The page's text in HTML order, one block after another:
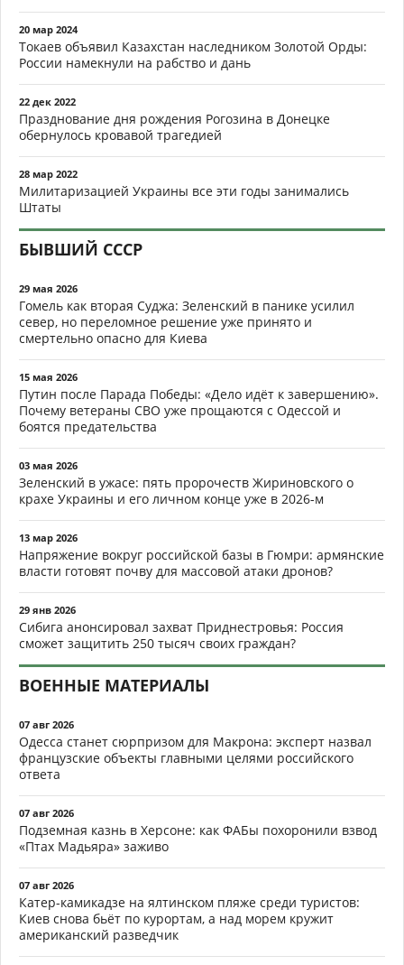
20 мар 2024
Токаев объявил Казахстан наследником Золотой Орды:
России намекнули на рабство и дань
22 дек 2022
Празднование дня рождения Рогозина в Донецке
обернулось кровавой трагедией
28 мар 2022
Милитаризацией Украины все эти годы занимались
Штаты
БЫВШИЙ СССР
29 мая 2026
Гомель как вторая Суджа: Зеленский в панике усилил
север, но переломное решение уже принято и
смертельно опасно для Киева
15 мая 2026
Путин после Парада Победы: «Дело идёт к завершению».
Почему ветераны СВО уже прощаются с Одессой и
боятся предательства
03 мая 2026
Зеленский в ужасе: пять пророчеств Жириновского о
крахе Украины и его личном конце уже в 2026-м
13 мар 2026
Напряжение вокруг российской базы в Гюмри: армянские
власти готовят почву для массовой атаки дронов?
29 янв 2026
Сибига анонсировал захват Приднестровья: Россия
сможет защитить 250 тысяч своих граждан?
ВОЕННЫЕ МАТЕРИАЛЫ
07 авг 2026
Одесса станет сюрпризом для Макрона: эксперт назвал
французские объекты главными целями российского
ответа
07 авг 2026
Подземная казнь в Херсоне: как ФАБы похоронили взвод
«Птах Мадьяра» заживо
07 авг 2026
Катер-камикадзе на ялтинском пляже среди туристов:
Киев снова бьёт по курортам, а над морем кружит
американский разведчик